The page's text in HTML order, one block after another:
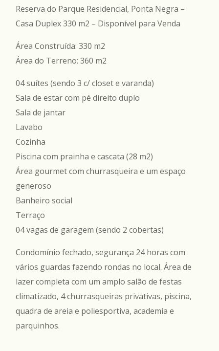
Reserva do Parque Residencial, Ponta Negra –
Casa Duplex 330 m2 – Disponível para Venda
Área Construída: 330 m2
Área do Terreno: 360 m2
04 suítes (sendo 3 c/ closet e varanda)
Sala de estar com pé direito duplo
Sala de jantar
Lavabo
Cozinha
Piscina com prainha e cascata (28 m2)
Área gourmet com churrasqueira e um espaço
generoso
Banheiro social
Terraço
04 vagas de garagem (sendo 2 cobertas)
Condomínio fechado, segurança 24 horas com
vários guardas fazendo rondas no local. Área de
lazer completa com um amplo salão de festas
climatizado, 4 churrasqueiras privativas, piscina,
quadra de areia e poliesportiva, academia e
parquinhos.